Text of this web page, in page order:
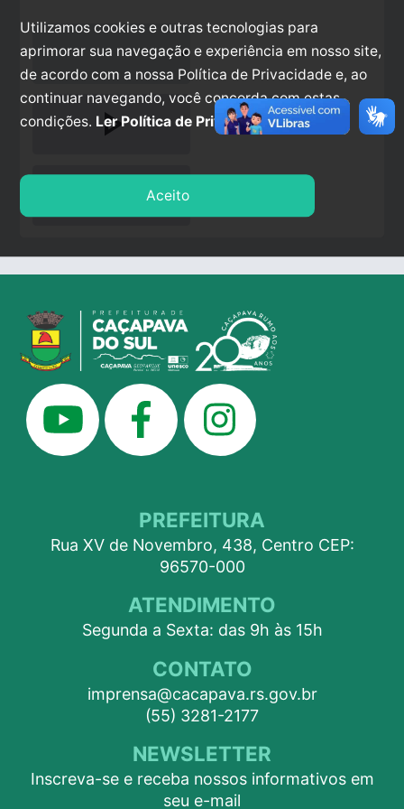
play_arrow
PREFEITURA
Rua XV de Novembro, 438, Centro CEP:
96570-000
ATENDIMENTO
Segunda a Sexta: das 9h às 15h
CONTATO
imprensa@cacapava.rs.gov.br
(55) 3281-2177
NEWSLETTER
Inscreva-se e receba nossos informativos em
seu e-mail
Utilizamos cookies e outras tecnologias para
aprimorar sua navegação e experiência em nosso site,
de acordo com a nossa Política de Privacidade e, ao
continuar navegando, você concorda com estas
condições. Ler Política de Privacidade.
Aceito